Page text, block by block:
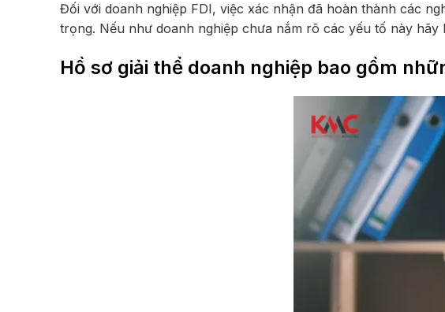
Đối với doanh nghiệp FDI, việc xác nhận đã hoàn thành các
trọng. Nếu như doanh nghiệp chưa nắm rõ các yếu tố này
Hồ sơ giải thể doanh nghiệp bao gồm